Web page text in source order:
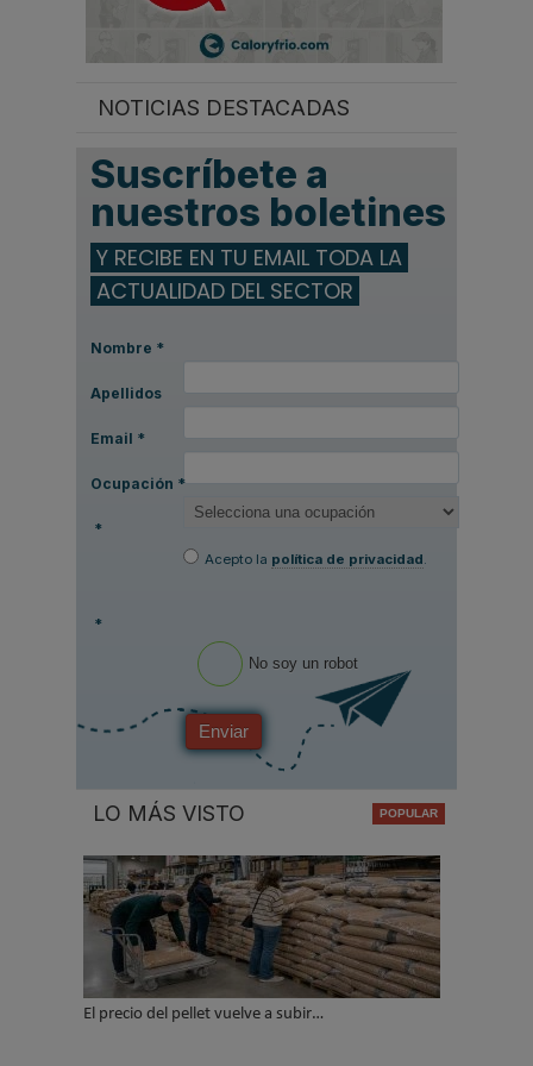
NOTICIAS DESTACADAS
Suscríbete a
nuestros boletines
Y RECIBE EN TU EMAIL TODA LA
ACTUALIDAD DEL SECTOR
Nombre *
Apellidos
Email *
Ocupación *
*
Acepto la política de privacidad.
*
No soy un robot
Enviar
LO MÁS VISTO
El precio del pellet vuelve a subir…